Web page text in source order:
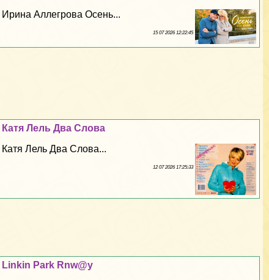
Ирина Аллегрова Осень...
15 07 2026 12:22:45
Катя Лель Два Слова
Катя Лель Два Слова...
12 07 2026 17:25:33
Linkin Park Rnw@y